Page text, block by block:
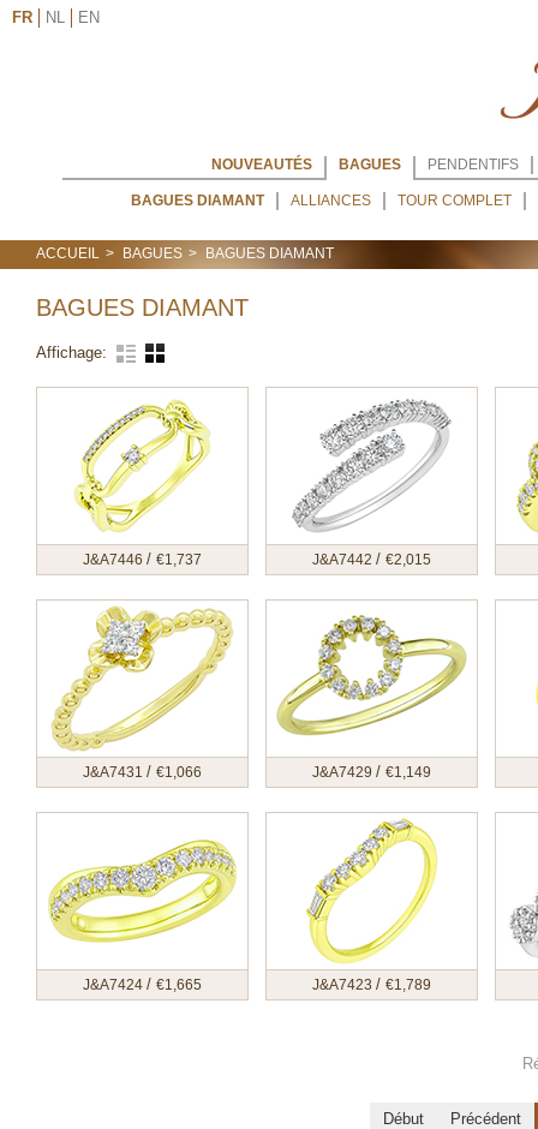
FR NL EN
NOUVEAUTÉS BAGUES
BAGUES DIAMANT ALLIANCES TOUR COMPLET
PENDENTIFS
ACCUEIL BAGUES BAGUES DIAMANT
BAGUES DIAMANT
Affichage:
J&A7446 / €1,737 J&A7442 / €2,015
J&A7431 / €1,066 J&A7429 / €1,149
J&A7424 / €1,665 J&A7423 / €1,789
Début Précédent